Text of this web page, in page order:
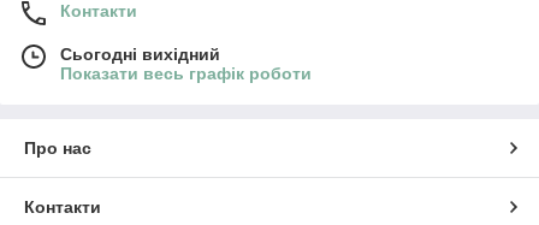
Контакти
Сьогодні вихідний
Показати весь графік роботи
Про нас
Контакти